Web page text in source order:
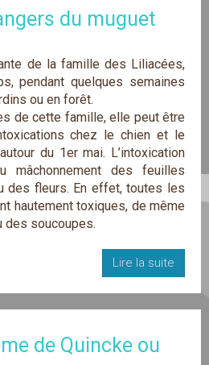
du muguet
de la famille des Liliacées,
pendant quelques semaines
ou en forêt.
de cette famille, elle peut être
chez le chien et le
du 1er mai. L’intoxication
mâchonnement des feuilles
des fleurs. En effet, toutes les
hautement toxiques, de même
des soucoupes.
Lire la suite
de Quincke ou